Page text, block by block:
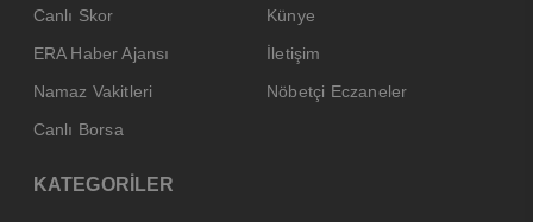
Canlı Skor
Künye
ERA Haber Ajansı
İletişim
Namaz Vakitleri
Nöbetçi Eczaneler
Canlı Borsa
KATEGORİLER